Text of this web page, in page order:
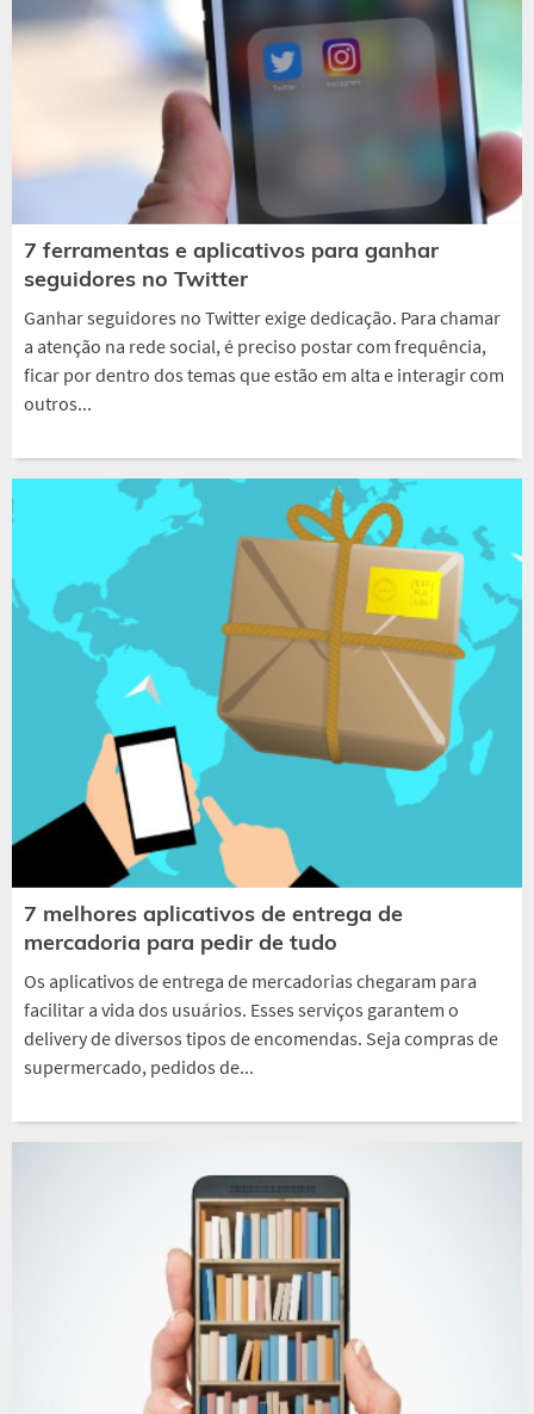
7 ferramentas e aplicativos para ganhar
seguidores no Twitter
Ganhar seguidores no Twitter exige dedicação. Para chamar
a atenção na rede social, é preciso postar com frequência,
ficar por dentro dos temas que estão em alta e interagir com
outros...
7 melhores aplicativos de entrega de
mercadoria para pedir de tudo
Os aplicativos de entrega de mercadorias chegaram para
facilitar a vida dos usuários. Esses serviços garantem o
delivery de diversos tipos de encomendas. Seja compras de
supermercado, pedidos de...